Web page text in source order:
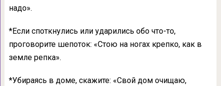
надо».
*Если споткнулись или ударились обо что-то,
проговорите шепоток: «Стою на ногах крепко, как в
земле репка».
*Убираясь в доме, скажите: «Свой дом очищаю,